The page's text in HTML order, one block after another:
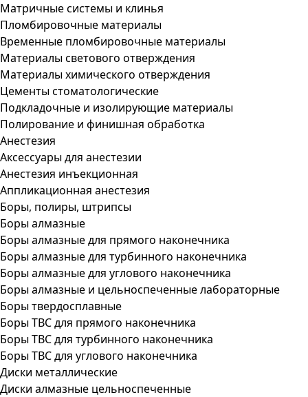
Матричные системы и клинья
Пломбировочные материалы
Временные пломбировочные материалы
Материалы светового отверждения
Материалы химического отверждения
Цементы стоматологические
Подкладочные и изолирующие материалы
Полирование и финишная обработка
Анестезия
Аксессуары для анестезии
Анестезия инъекционная
Аппликационная анестезия
Боры, полиры, штрипсы
Боры алмазные
Боры алмазные для прямого наконечника
Боры алмазные для турбинного наконечника
Боры алмазные для углового наконечника
Боры алмазные и цельноспеченные лабораторные
Боры твердосплавные
Боры ТВС для прямого наконечника
Боры ТВС для турбинного наконечника
Боры ТВС для углового наконечника
Диски металлические
Диски алмазные цельноспеченные